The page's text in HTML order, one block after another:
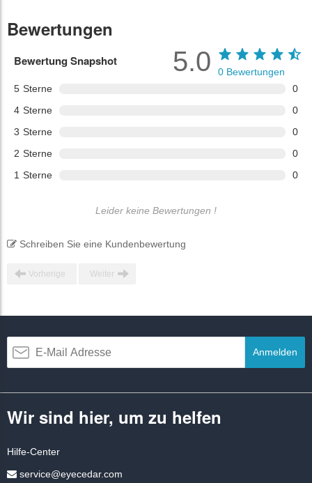
Bewertungen
Bewertung Snapshot
5 Sterne
0
4 Sterne
0
3 Sterne
0
2 Sterne
0
1 Sterne 0
5.0 0 Bewertungen
Leider keine Bewertungen !
Schreiben Sie eine Kundenbewertung
Vorherige Weiter
Anmelden
Wir sind hier, um zu helfen
Hilfe-Center
service@eyecedar.com